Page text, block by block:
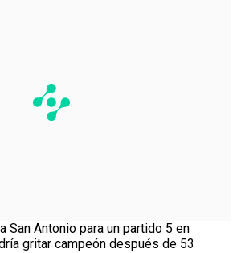
San Antonio para un partido 5 en
gritar campeón después de 53